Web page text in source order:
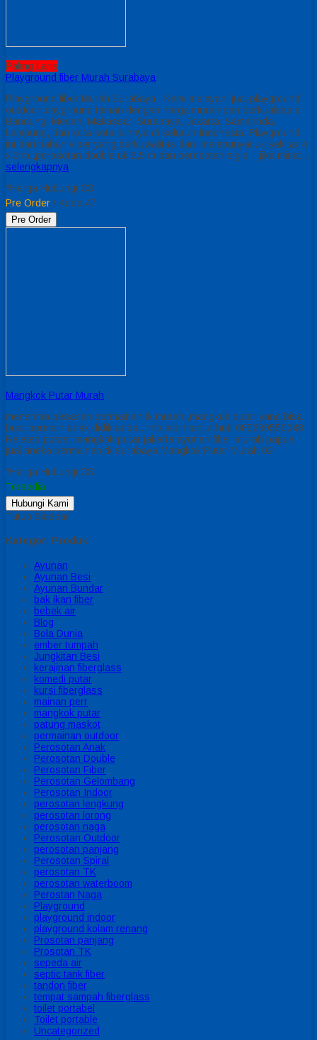
Paling Laris
Playground fiber Murah Surabaya
Playground fiber Murah Surabaya Kami melayani jual playground
outdoor,playground taman dengan harga murah dan berkualitas di
Bandung, Medan, Makassar, Surabaya, Jakarta, Samarinda,
Lampung, dan kota-kota lainnya di seluruh Indonesia. Playground
ini dari bahan viber yang berkuwalitas dan mempunyai uk sekitar 4
x 3 m ,perosotan double uk 2,5 m dan perosotan sigle , jika minat…
selengkapnya
*Harga Hubungi CS
Pre Order / Kode 47
Pre Order
Mangkok Putar Murah
menerima pesanan permainan tk murah ,mangkok putar yang bisa
buat bermain anak didik anda . info lebih lanjut hub 085230550048
Related posts: mangkok putar jakarta ayunan fiber murah papua
jual aneka permainan tk surabaya Mangkok Putar Murah 02
*Harga Hubungi CS
Tersedia
Hubungi Kami
Tutup Sidebar
Kategori Produk
Ayunan
Ayunan Besi
Ayunan Bundar
bak ikan fiber
bebek air
Blog
Bola Dunia
ember tumpah
Jungkitan Besi
kerajinan fiberglass
komedi putar
kursi fiberglass
mainan perr
mangkok putar
patung maskot
permainan outdoor
Perosotan Anak
Perosotan Double
Perosotan Fiber
Perosotan Gelombang
Perosotan Indoor
perosotan lengkung
perosotan lorong
perosotan naga
Perosotan Outdoor
perosotan panjang
Perosotan Spiral
perosotan TK
perosotan waterboom
Perostan Naga
Playground
playground indoor
playground kolam renang
Prosotan panjang
Prosotan TK
sepeda air
septic tank fiber
tandon fiber
tempat sampah fiberglass
toilet portabel
Toilet portable
Uncategorized